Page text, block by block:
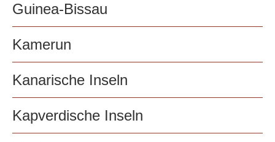
Guinea-Bissau
Kamerun
Kanarische Inseln
Kapverdische Inseln